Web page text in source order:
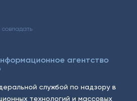
агентство
службой по надзору в
технологий и массовых